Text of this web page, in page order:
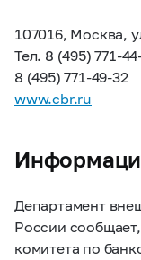
107016, Москва,
Тел. 8 (495) 771-
8 (495) 771-49-32
www.cbr.ru
Департамент
России
комитета по